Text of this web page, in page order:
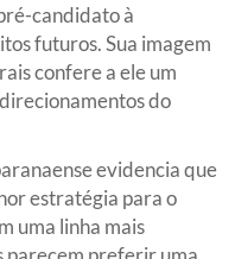
candidato à
futuros. Sua imagem
confere a ele um
do
evidencia que
estratégia para o
uma linha mais